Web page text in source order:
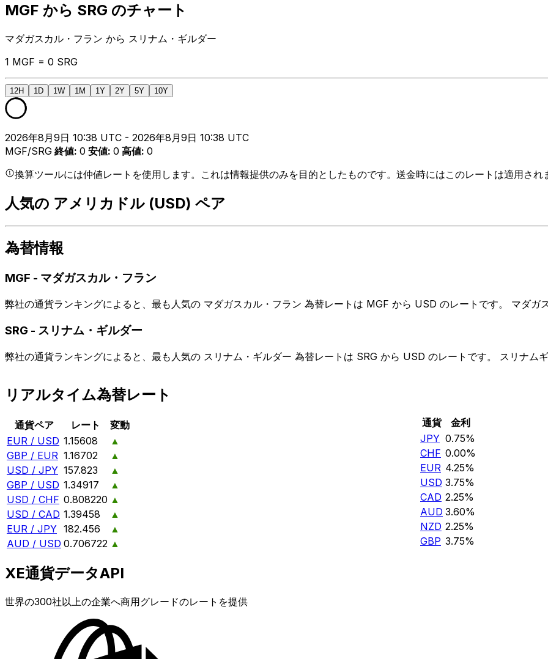
MGF から SRG のチャート
マダガスカル・フラン から スリナム・ギルダー
1 MGF = 0 SRG
12H 1D 1W 1M 1Y 2Y 5Y 10Y
2026年8月9日 10:38 UTC - 2026年8月9日 10:38 UTC
MGF/SRG 終値: 0 安値: 0 高値: 0
換算ツールには仲値レートを使用します。これは情報提供のみを目的としたものです。送金時にはこのレートは適用さ
人気の アメリカドル (USD) ペア
為替情報
MGF - マダガスカル・フラン
弊社の通貨ランキングによると、最も人気の マダガスカル・フラン 為替レートは MGF から USD のレートです。 マダガ
SRG - スリナム・ギルダー
弊社の通貨ランキングによると、最も人気の スリナム・ギルダー 為替レートは SRG から USD のレートです。 スリナム
リアルタイム為替レート
通貨ペア レート
変動
EUR / USD 1.15608
▲
GBP / EUR 1.16702
▲
USD / JPY 157.823
▲
GBP / USD 1.34917
▲
USD / CHF 0.808220 ▲
USD / CAD 1.39458
▲
EUR / JPY 182.456
▲
AUD / USD 0.706722 ▲
通貨
金利
JPY 0.75%
CHF 0.00%
EUR 4.25%
USD 3.75%
CAD 2.25%
AUD 3.60%
NZD 2.25%
GBP 3.75%
XE通貨データAPI
世界の300社以上の企業へ商用グレードのレートを提供